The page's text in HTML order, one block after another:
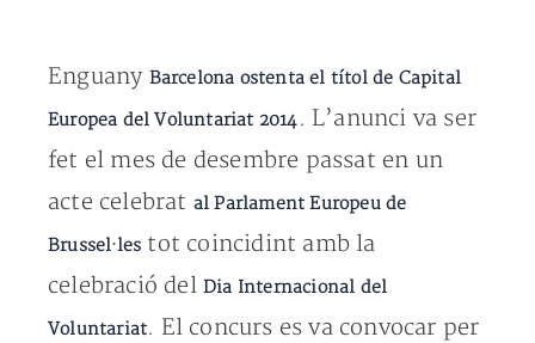
Enguany Barcelona ostenta el títol de Capital
Europea del Voluntariat 2014. L’anunci va ser
fet el mes de desembre passat en un
acte celebrat al Parlament Europeu de
Brussel·les tot coincidint amb la
celebració del Dia Internacional del
Voluntariat. El concurs es va convocar per